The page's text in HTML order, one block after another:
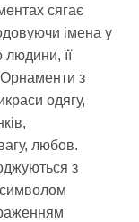
сягає
імена у
її
Орнаменти з
одягу,
любов.
з